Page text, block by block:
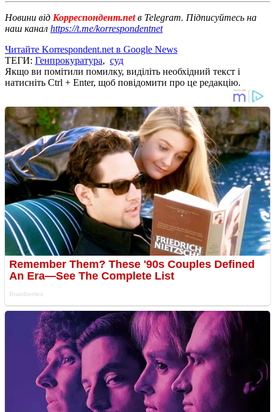
Новини від Корреспондент.netв Telegram. Підписуйтесь на
наш канал https://t.me/korrespondentnet
Читайте Korrespondent.net в Google News
ТЕГИ: Генпрокуратура, суд
Якщо ви помітили помилку, виділіть необхідний текст і
натисніть Ctrl + Enter, щоб повідомити про це редакцію.